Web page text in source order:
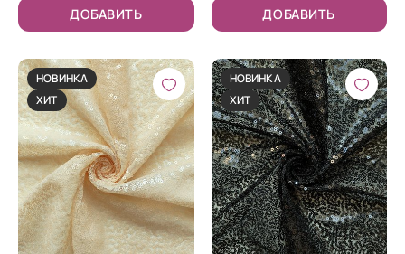
ДОБАВИТЬ ДОБАВИТЬ
НОВИНКА
ХИТ
НОВИНКА
ХИТ